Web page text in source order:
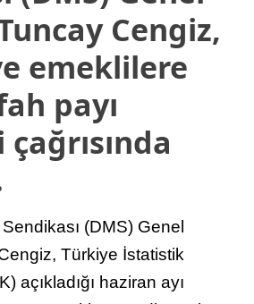
Cengiz,
emeklilere
payı
(DMS) Genel
Türkiye İstatistik
açıkladığı haziran ayı